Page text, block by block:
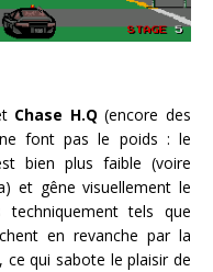
Chase H.Q (encore des
ne font pas le poids : le
bien plus faible (voire
et gêne visuellement le
techniquement tels que
en revanche par la
ce qui sabote le plaisir de